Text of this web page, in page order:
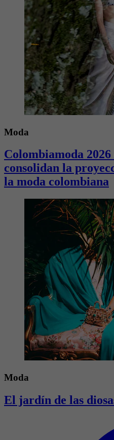
Moda
Colombiamoda
consolidan la
la moda colombiana
Moda
El jardín de las